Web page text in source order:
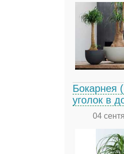
Бокарнея
уголок в
04